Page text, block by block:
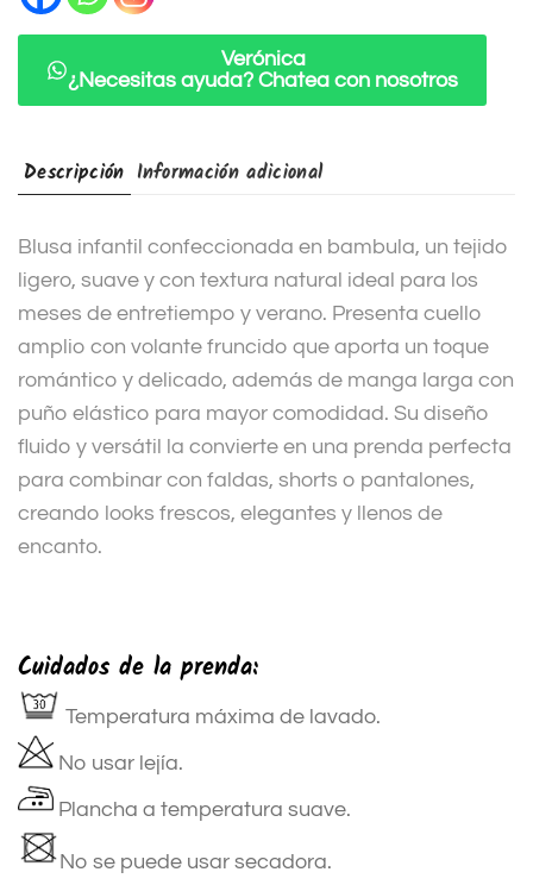
Verónica
¿Necesitas ayuda? Chatea con nosotros
Descripción Información adicional
Blusa infantil confeccionada en bambula, un tejido
ligero, suave y con textura natural ideal para los
meses de entretiempo y verano. Presenta cuello
amplio con volante fruncido que aporta un toque
romántico y delicado, además de manga larga con
puño elástico para mayor comodidad. Su diseño
fluido y versátil la convierte en una prenda perfecta
para combinar con faldas, shorts o pantalones,
creando looks frescos, elegantes y llenos de
encanto.
Cuidados de la prenda:
Temperatura máxima de lavado.
No usar lejía.
Plancha a temperatura suave.
No se puede usar secadora.